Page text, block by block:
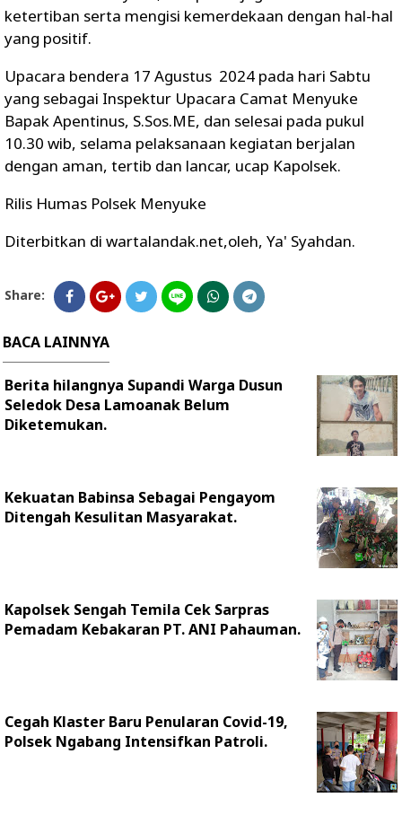
ketertiban serta mengisi kemerdekaan dengan hal-hal
yang positif.
Upacara bendera 17 Agustus 2024 pada hari Sabtu
yang sebagai Inspektur Upacara Camat Menyuke
Bapak Apentinus, S.Sos.ME, dan selesai pada pukul
10.30 wib, selama pelaksanaan kegiatan berjalan
dengan aman, tertib dan lancar, ucap Kapolsek.
Rilis Humas Polsek Menyuke
Diterbitkan di wartalandak.net,oleh, Ya' Syahdan.
Share:
BACA LAINNYA
Berita hilangnya Supandi Warga Dusun
Seledok Desa Lamoanak Belum
Diketemukan.
Kekuatan Babinsa Sebagai Pengayom
Ditengah Kesulitan Masyarakat.
Kapolsek Sengah Temila Cek Sarpras
Pemadam Kebakaran PT. ANI Pahauman.
Cegah Klaster Baru Penularan Covid-19,
Polsek Ngabang Intensifkan Patroli.